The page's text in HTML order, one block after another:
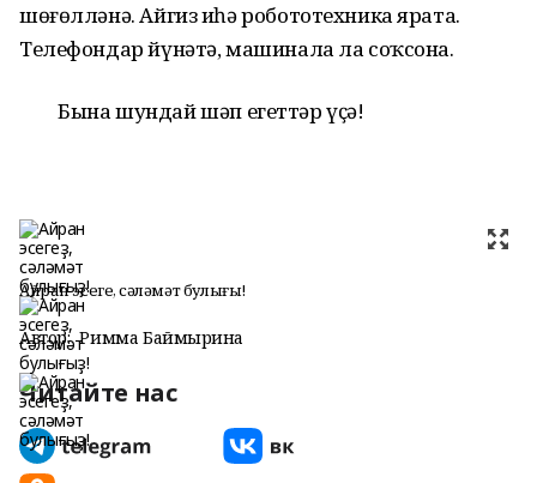
шөғөлләнә. Айгиз иһә робототехника ярата.
Телефондар йүнәтә, машинала ла соҡсона.
Бына шундай шәп егеттәр үҫә!
Айран эсегеҙ, сәләмәт булығыҙ!
Автор: Римма Баймырҙина
Читайте нас